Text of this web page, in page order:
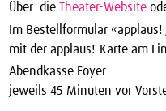
Über die Theater-Website
Im Bestellformular
mit der applaus!-Karte am
Abendkasse Foyer
jeweils 45 Minuten vor